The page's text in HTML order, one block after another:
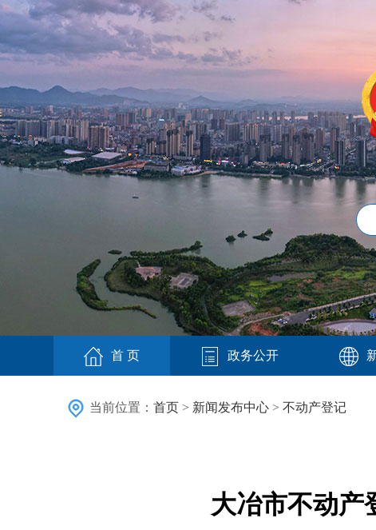
首 页 政务公开
当前位置： 首页 > 新闻发布中心 > 不动产登记
大冶市不动产